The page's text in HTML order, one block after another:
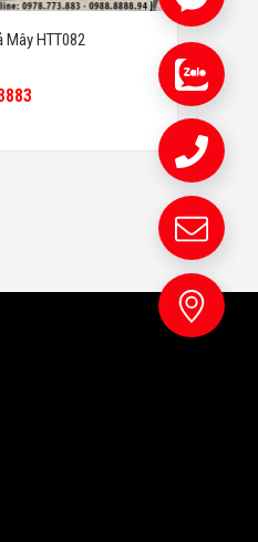
HTT082